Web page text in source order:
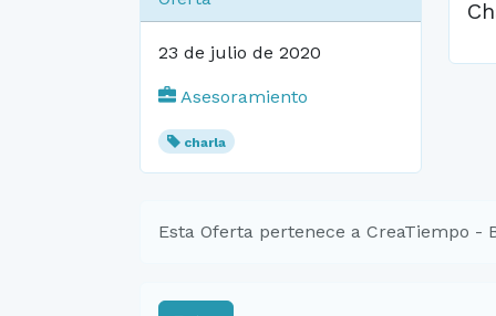
23 de julio de 2020
Asesoramiento
charla
Esta Oferta pertenece a CreaTiempo -